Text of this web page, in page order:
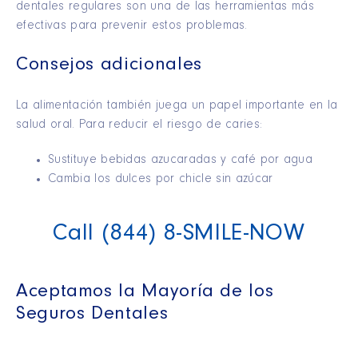
dentales regulares son una de las herramientas más
efectivas para prevenir estos problemas.
Consejos adicionales
La alimentación también juega un papel importante en la
salud oral. Para reducir el riesgo de caries:
Sustituye bebidas azucaradas y café por agua
Cambia los dulces por chicle sin azúcar
Call (844) 8-SMILE-NOW
Aceptamos la Mayoría de los
Seguros Dentales